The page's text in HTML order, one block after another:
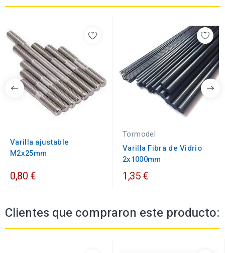
Varilla ajustable
M2x25mm
0,80 €
Tormodel
Varilla Fibra de Vidrio
2x1000mm
1,35 €
Clientes que compraron este producto: